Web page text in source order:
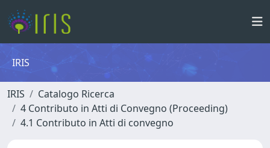
IRIS
IRIS
Catalogo Ricerca
4 Contributo in Atti di Convegno (Proceeding)
4.1 Contributo in Atti di convegno